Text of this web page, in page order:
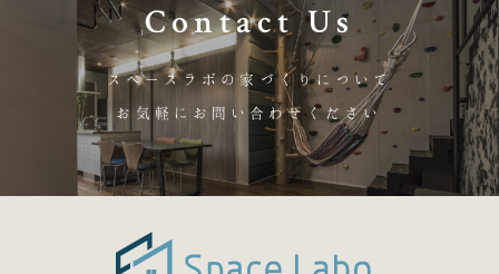
Contact Us
スペースラボの家づくりについて
お気軽にお問い合わせください